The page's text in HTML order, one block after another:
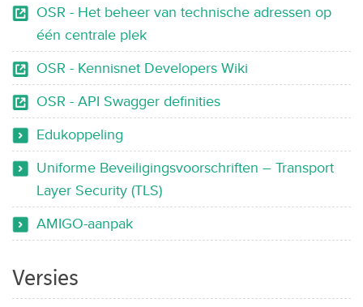
OSR - Het beheer van technische adressen op
één centrale plek
OSR - Kennisnet Developers Wiki
OSR - API Swagger definities
Edukoppeling
Uniforme Beveiligingsvoorschriften – Transport
Layer Security (TLS)
AMIGO-aanpak
Versies